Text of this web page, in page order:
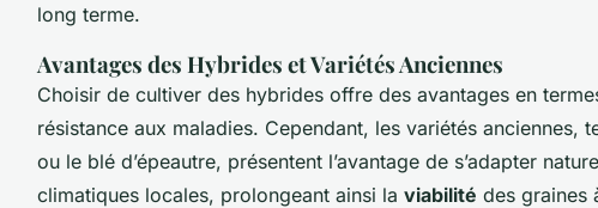
long terme.
Avantages des Hybrides et Variétés Anciennes
Choisir de cultiver des hybrides offre des avantages en
résistance aux maladies. Cependant, les variétés anciennes,
ou le blé d’épeautre, présentent l’avantage de s’adapter
climatiques locales, prolongeant ainsi la viabilité des graines